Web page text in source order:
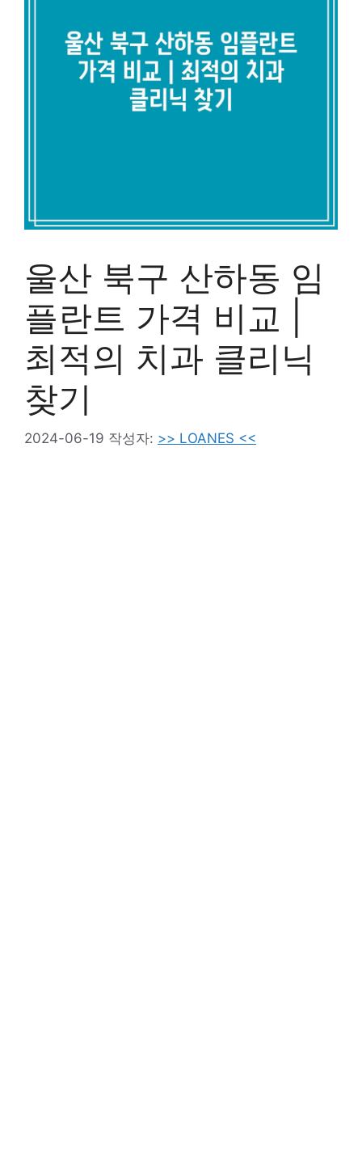
울산 북구 산하동 임
플란트 가격 비교 |
최적의 치과 클리닉
찾기
2024-06-19 작성자: >> LOANES <<